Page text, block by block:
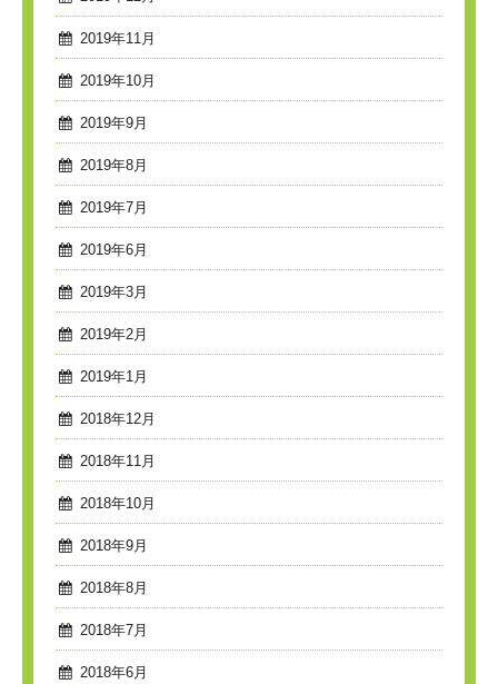
2019年11月
2019年10月
2019年9月
2019年8月
2019年7月
2019年6月
2019年3月
2019年2月
2019年1月
2018年12月
2018年11月
2018年10月
2018年9月
2018年8月
2018年7月
2018年6月